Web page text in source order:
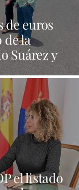
de euros
de la
Suárez y
el listado